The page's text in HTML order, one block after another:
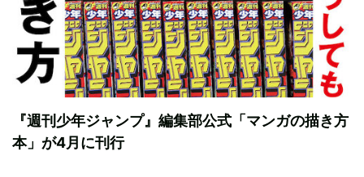
『週刊少年ジャンプ』編集部公式「マンガの描き方
本」が4月に刊行